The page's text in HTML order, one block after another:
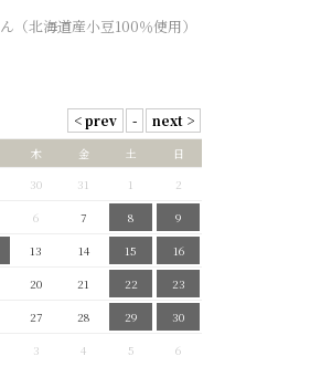
（北海道産小豆100％使用）
木 金 土
日
30 31 1
2
6 7 8
9
13 14 15
16
20 21 22
23
27 28 29
30
3 4 5 6